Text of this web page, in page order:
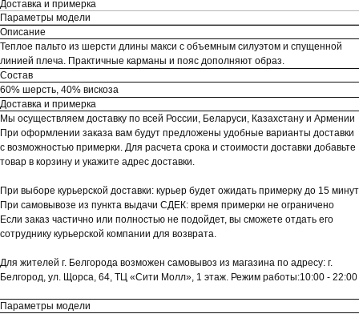
Доставка и примерка
Параметры модели
Описание
Теплое пальто из шерсти длины макси с объемным силуэтом и спущенной
линией плеча. Практичные карманы и пояс дополняют образ.
Состав
60% шерсть, 40% вискоза
Доставка и примерка
Мы осуществляем доставку по всей России, Беларуси, Казахстану и Армении
При оформлении заказа вам будут предложены удобные варианты доставки
с возможностью примерки. Для расчета срока и стоимости доставки добавьте
товар в корзину и укажите адрес доставки.
При выборе курьерской доставки: курьер будет ожидать примерку до 15 минут
При самовывозе из пункта выдачи СДЕК: время примерки не ограничено
Если заказ частично или полностью не подойдет, вы сможете отдать его
сотруднику курьерской компании для возврата.
Для жителей г. Белгорода возможен самовывоз из магазина по адресу: г.
Белгород, ул. Щорса, 64, ТЦ «Сити Молл», 1 этаж. Режим работы:10:00 - 22:00
Параметры модели